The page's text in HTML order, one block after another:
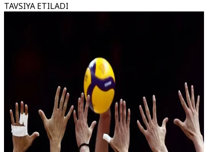
TAVSIYA ETILADI